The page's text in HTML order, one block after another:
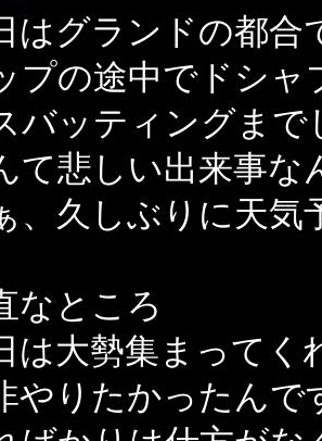
はグランドの都合
プの途中でドシャ
バッティングま
て悲しい出来事な
、久しぶりに天気
なところ
は大勢集まってく
やりたかったんで